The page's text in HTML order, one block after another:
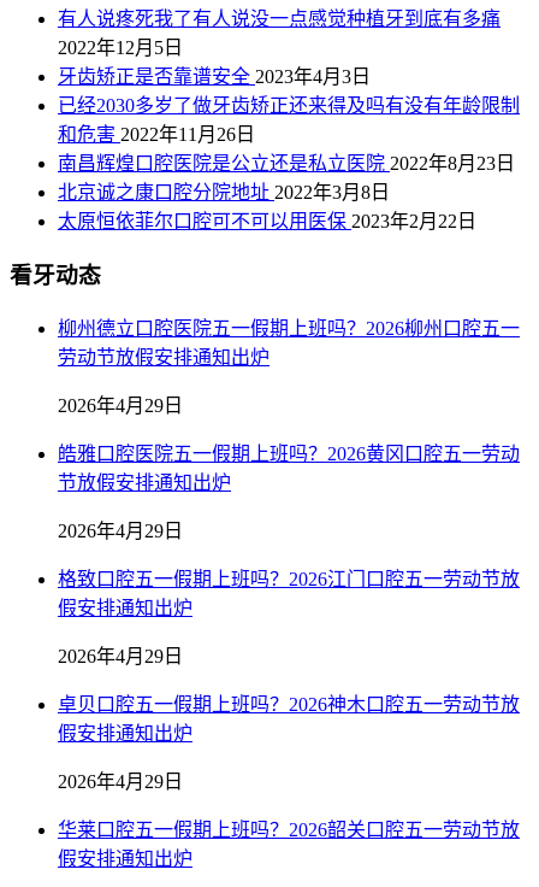
有人说疼死我了有人说没一点感觉种植牙到底有多痛
2022年12月5日
牙齿矫正是否靠谱安全 2023年4月3日
已经2030多岁了做牙齿矫正还来得及吗有没有年龄限制
和危害 2022年11月26日
南昌辉煌口腔医院是公立还是私立医院 2022年8月23日
北京诚之康口腔分院地址 2022年3月8日
太原恒依菲尔口腔可不可以用医保 2023年2月22日
看牙动态
柳州德立口腔医院五一假期上班吗？2026柳州口腔五一
劳动节放假安排通知出炉
2026年4月29日
皓雅口腔医院五一假期上班吗？2026黄冈口腔五一劳动
节放假安排通知出炉
2026年4月29日
格致口腔五一假期上班吗？2026江门口腔五一劳动节放
假安排通知出炉
2026年4月29日
卓贝口腔五一假期上班吗？2026神木口腔五一劳动节放
假安排通知出炉
2026年4月29日
华莱口腔五一假期上班吗？2026韶关口腔五一劳动节放
假安排通知出炉